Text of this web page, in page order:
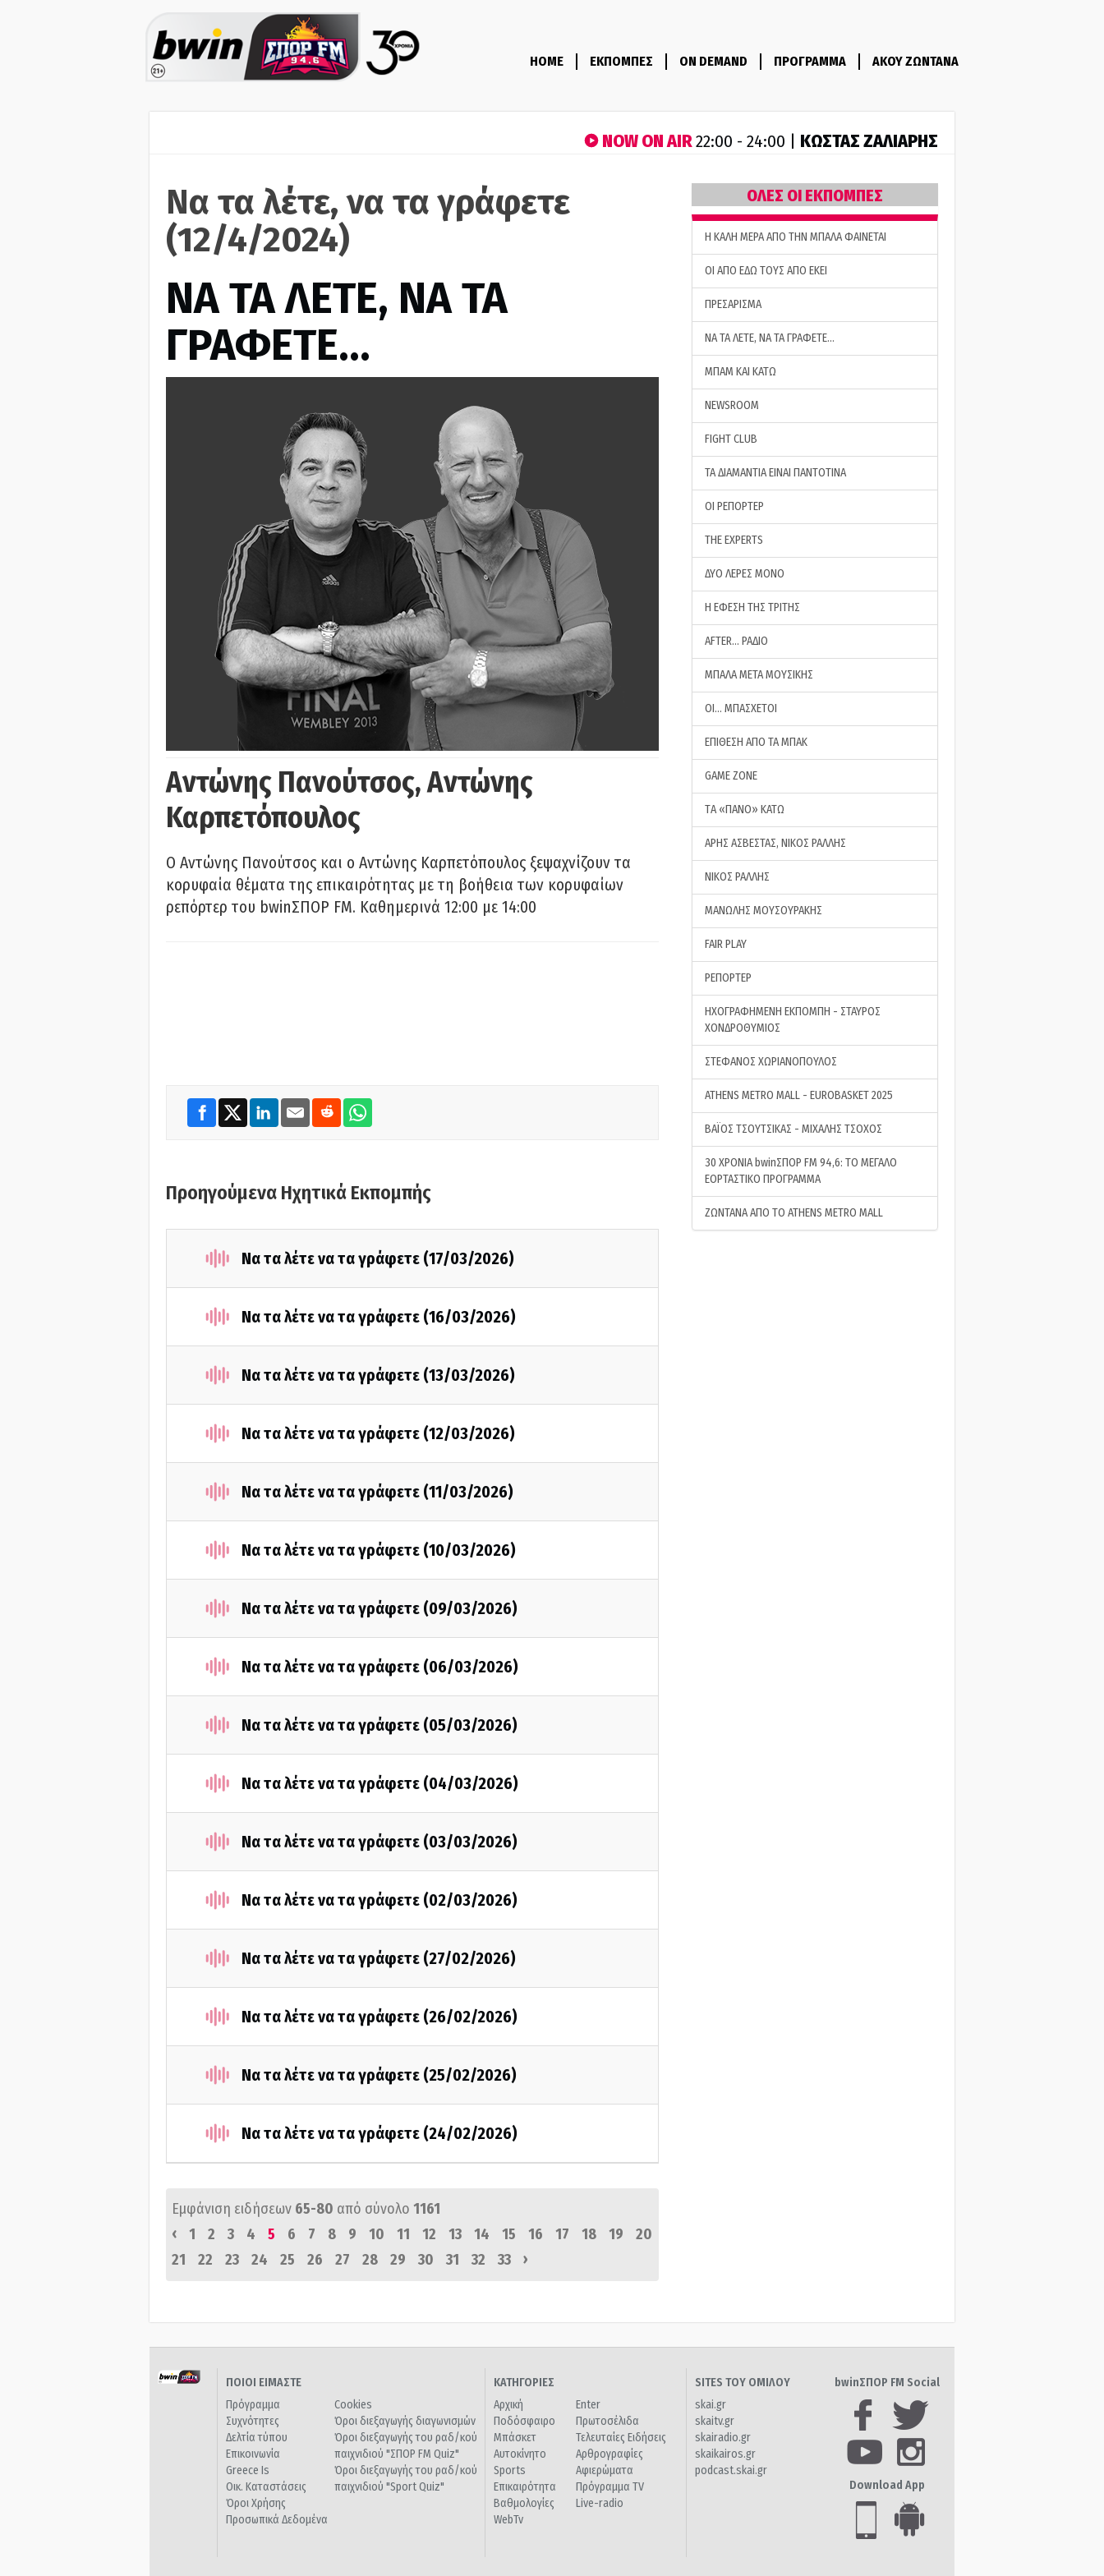
HOME ΕΚΠΟΜΠΕΣ ON DEMAND ΠΡΟΓΡΑΜΜΑ ΑΚΟΥ ΖΩΝΤΑΝΑ
NOW ON AIR22:00 - 24:00 | ΚΩΣΤΑΣ ΖΑΛΙΑΡΗΣ
Να τα λέτε, να τα γράφετε
(12/4/2024)
ΝΑ ΤΑ ΛΕΤΕ, ΝΑ ΤΑ
ΓΡΑΦΕΤΕ…
Αντώνης Πανούτσος, Αντώνης
Καρπετόπουλος
Ο Αντώνης Πανούτσος και ο Αντώνης Καρπετόπουλος ξεψαχνίζουν τα
κορυφαία θέματα της επικαιρότητας με τη βοήθεια των κορυφαίων
ρεπόρτερ του bwinΣΠΟΡ FM. Καθημερινά 12:00 με 14:00
Προηγούμενα Ηχητικά Εκπομπής
Να τα λέτε να τα γράφετε (17/03/2026)
Να τα λέτε να τα γράφετε (16/03/2026)
Να τα λέτε να τα γράφετε (13/03/2026)
Να τα λέτε να τα γράφετε (12/03/2026)
Να τα λέτε να τα γράφετε (11/03/2026)
Να τα λέτε να τα γράφετε (10/03/2026)
Να τα λέτε να τα γράφετε (09/03/2026)
Να τα λέτε να τα γράφετε (06/03/2026)
Να τα λέτε να τα γράφετε (05/03/2026)
Να τα λέτε να τα γράφετε (04/03/2026)
Να τα λέτε να τα γράφετε (03/03/2026)
Να τα λέτε να τα γράφετε (02/03/2026)
Να τα λέτε να τα γράφετε (27/02/2026)
Να τα λέτε να τα γράφετε (26/02/2026)
Να τα λέτε να τα γράφετε (25/02/2026)
Να τα λέτε να τα γράφετε (24/02/2026)
Εμφάνιση ειδήσεων 65-80 από σύνολο 1161
‹
1 2 3 4 5 6 7 8 9 10 11 12 13 14 15 16 17 18 19
20
21
22 23 24 25 26 27 28 29 30 31 32 33 ›
ΟΛΕΣ ΟΙ ΕΚΠΟΜΠΕΣ
H ΚΑΛΗ ΜΕΡΑ ΑΠΟ ΤΗΝ ΜΠΑΛΑ ΦΑΙΝΕΤΑΙ
ΟΙ ΑΠΟ ΕΔΩ ΤΟΥΣ ΑΠΟ ΕΚΕΙ
ΠΡΕΣΑΡΙΣΜΑ
ΝΑ ΤΑ ΛΕΤΕ, ΝΑ ΤΑ ΓΡΑΦΕΤΕ…
ΜΠΑΜ ΚΑΙ ΚΑΤΩ
NEWSROOM
FIGHT CLUB
ΤΑ ΔΙΑΜΑΝΤΙΑ ΕΙΝΑΙ ΠΑΝΤΟΤΙΝΑ
ΟΙ ΡΕΠΟΡΤΕΡ
THE EXPERTS
ΔΥΟ ΛΕΡΕΣ ΜΟΝΟ
Η ΕΦΕΣΗ ΤΗΣ ΤΡΙΤΗΣ
AFTER… ΡΑΔΙΟ
ΜΠΑΛΑ ΜΕΤΑ ΜΟΥΣΙΚΗΣ
ΟΙ… ΜΠΑΣΧΕΤΟΙ
ΕΠΙΘΕΣΗ ΑΠΟ ΤΑ ΜΠΑΚ
GAME ZONE
ΤA «ΠΑΝΟ» ΚΑΤΩ
ΑΡΗΣ ΑΣΒΕΣΤΑΣ, ΝΙΚΟΣ ΡΑΛΛΗΣ
ΝΙΚΟΣ ΡΑΛΛΗΣ
ΜΑΝΩΛΗΣ ΜΟΥΣΟΥΡΑΚΗΣ
FAIR PLAY
ΡΕΠΟΡΤΕΡ
ΗΧΟΓΡΑΦΗΜΕΝΗ ΕΚΠΟΜΠΗ - ΣΤΑΥΡΟΣ
ΧΟΝΔΡΟΘΥΜΙΟΣ
ΣΤΕΦΑΝΟΣ ΧΩΡΙΑΝΟΠΟΥΛΟΣ
ATHENS METRO MALL - EUROBASKET 2025
ΒΑΪΟΣ ΤΣΟΥΤΣΙΚΑΣ - ΜΙΧΑΛΗΣ ΤΣΟΧΟΣ
30 ΧΡΟΝΙΑ bwinΣΠΟΡ FM 94,6: ΤΟ ΜΕΓΑΛΟ
ΕΟΡΤΑΣΤΙΚΟ ΠΡΟΓΡΑΜΜΑ
ΖΩΝΤΑΝΑ ΑΠΟ ΤΟ ATHENS METRO MALL
ΠΟΙΟΙ ΕΙΜΑΣΤΕ
Πρόγραμμα
Συχνότητες
Δελτία τύπου
Επικοινωνία
Greece Is
Οικ. Καταστάσεις
Όροι Χρήσης
Προσωπικά Δεδομένα
Cookies
Όροι διεξαγωγής διαγωνισμών
Όροι διεξαγωγής του ραδ/κού
παιχνιδιού "ΣΠΟΡ FM Quiz"
Όροι διεξαγωγής του ραδ/κού
παιχνιδιού "Sport Quiz"
ΚΑΤΗΓΟΡΙΕΣ
Αρχική
Ποδόσφαιρο
Μπάσκετ
Αυτοκίνητο
Sports
Επικαιρότητα
Βαθμολογίες
WebTv
Enter
Πρωτοσέλιδα
Τελευταίες Ειδήσεις
Αρθρογραφίες
Αφιερώματα
Πρόγραμμα TV
Live-radio
SITES ΤΟΥ ΟΜΙΛΟΥ
skai.gr
skaitv.gr
skairadio.gr
skaikairos.gr
podcast.skai.gr
bwinΣΠΟΡ FM Social
Download App